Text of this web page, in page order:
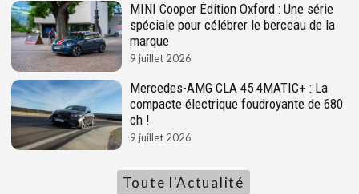
MINI Cooper Édition Oxford : Une série
spéciale pour célébrer le berceau de la
marque
9 juillet 2026
Mercedes-AMG CLA 45 4MATIC+ : La
compacte électrique foudroyante de 680
ch !
9 juillet 2026
Toute l'Actualité